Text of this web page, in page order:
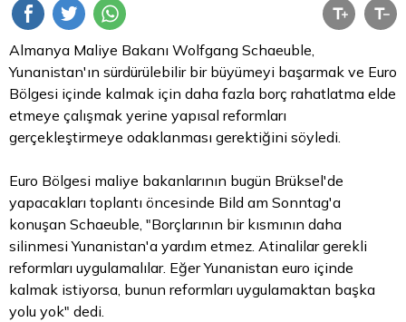
Almanya Maliye Bakanı Wolfgang Schaeuble,
Yunanistan'ın sürdürülebilir bir büyümeyi başarmak ve Euro
Bölgesi içinde kalmak için daha fazla borç rahatlatma elde
etmeye çalışmak yerine yapısal reformları
gerçekleştirmeye odaklanması gerektiğini söyledi.
Euro Bölgesi maliye bakanlarının bugün Brüksel'de
yapacakları toplantı öncesinde Bild am Sonntag'a
konuşan Schaeuble, "Borçlarının bir kısmının daha
silinmesi Yunanistan'a yardım etmez. Atinalilar gerekli
reformları uygulamalılar. Eğer Yunanistan euro içinde
kalmak istiyorsa, bunun reformları uygulamaktan başka
yolu yok" dedi.